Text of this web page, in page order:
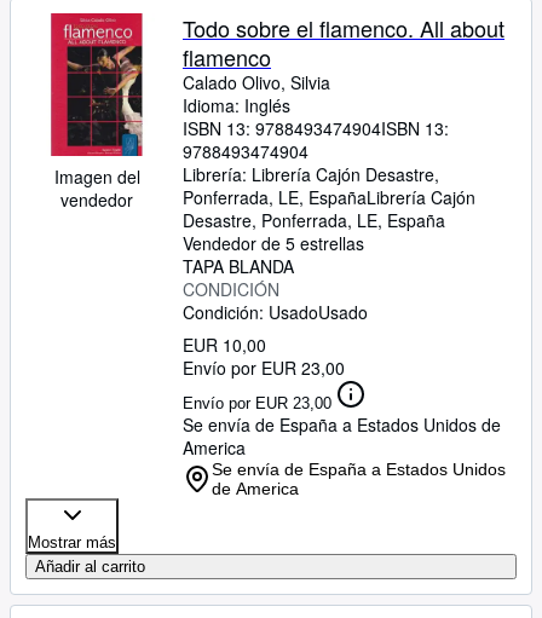
Libros antiguos
Arte y coleccionismo
Vendedores
Comenzar a vender
Ayuda
CERRAR
Imagen del
vendedor
Todo sobre el flamenco. All about
flamenco
Calado Olivo, Silvia
Idioma: Inglés
ISBN 13: 9788493474904ISBN 13:
9788493474904
Librería: Librería Cajón Desastre,
Ponferrada, LE, EspañaLibrería Cajón
Desastre, Ponferrada, LE, España
Vendedor de 5 estrellas
TAPA BLANDA
CONDICIÓN
Condición: UsadoUsado
EUR 10,00
Envío por EUR 23,00
Envío por EUR 23,00
Se envía de España a Estados Unidos de
America
Se envía de España a Estados Unidos
de America
Mostrar más
Añadir al carrito